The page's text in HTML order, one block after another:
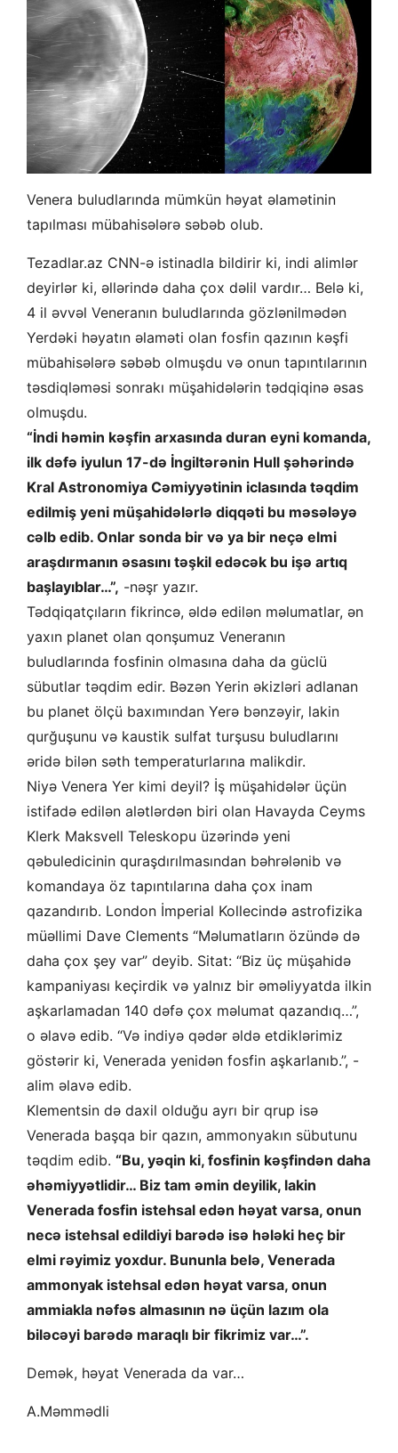
Venera buludlarında mümkün həyat əlamətinin
tapılması mübahisələrə səbəb olub.
Tezadlar.az CNN-ə istinadla bildirir ki, indi alimlər
deyirlər ki, əllərində daha çox dəlil vardır… Belə ki,
4 il əvvəl Veneranın buludlarında gözlənilmədən
Yerdəki həyatın əlaməti olan fosfin qazının kəşfi
mübahisələrə səbəb olmuşdu və onun tapıntılarının
təsdiqləməsi sonrakı müşahidələrin tədqiqinə əsas
olmuşdu.
“İndi həmin kəşfin arxasında duran eyni komanda,
ilk dəfə iyulun 17-də İngiltərənin Hull şəhərində
Kral Astronomiya Cəmiyyətinin iclasında təqdim
edilmiş yeni müşahidələrlə diqqəti bu məsələyə
cəlb edib. Onlar sonda bir və ya bir neçə elmi
araşdırmanın əsasını təşkil edəcək bu işə artıq
başlayıblar…”, -nəşr yazır.
Tədqiqatçıların fikrincə, əldə edilən məlumatlar, ən
yaxın planet olan qonşumuz Veneranın
buludlarında fosfinin olmasına daha da güclü
sübutlar təqdim edir. Bəzən Yerin əkizləri adlanan
bu planet ölçü baxımından Yerə bənzəyir, lakin
qurğuşunu və kaustik sulfat turşusu buludlarını
əridə bilən səth temperaturlarına malikdir.
Niyə Venera Yer kimi deyil? İş müşahidələr üçün
istifadə edilən alətlərdən biri olan Havayda Ceyms
Klerk Maksvell Teleskopu üzərində yeni
qəbuledicinin quraşdırılmasından bəhrələnib və
komandaya öz tapıntılarına daha çox inam
qazandırıb. London İmperial Kollecində astrofizika
müəllimi Dave Clements “Məlumatların özündə də
daha çox şey var” deyib. Sitat: “Biz üç müşahidə
kampaniyası keçirdik və yalnız bir əməliyyatda ilkin
aşkarlamadan 140 dəfə çox məlumat qazandıq…”,
o əlavə edib. “Və indiyə qədər əldə etdiklərimiz
göstərir ki, Venerada yenidən fosfin aşkarlanıb.”, -
alim əlavə edib.
Klementsin də daxil olduğu ayrı bir qrup isə
Venerada başqa bir qazın, ammonyakın sübutunu
təqdim edib. “Bu, yəqin ki, fosfinin kəşfindən daha
əhəmiyyətlidir… Biz tam əmin deyilik, lakin
Venerada fosfin istehsal edən həyat varsa, onun
necə istehsal edildiyi barədə isə hələki heç bir
elmi rəyimiz yoxdur. Bununla belə, Venerada
ammonyak istehsal edən həyat varsa, onun
ammiakla nəfəs almasının nə üçün lazım ola
biləcəyi barədə maraqlı bir fikrimiz var…”.
Demək, həyat Venerada da var…
A.Məmmədli